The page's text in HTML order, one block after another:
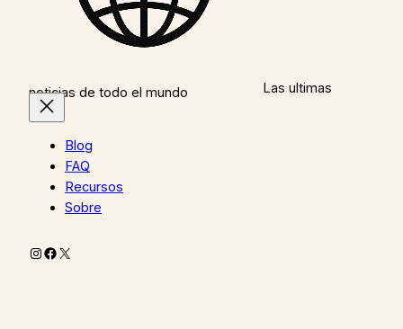
Las ultimas
noticias de todo el mundo
Blog
FAQ
Recursos
Sobre
Instagram
Facebook
X